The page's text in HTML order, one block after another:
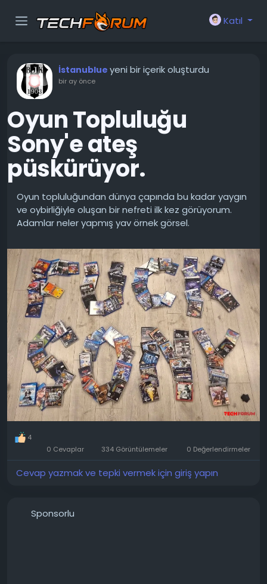
Katıl
İstanublue yeni bir içerik oluşturdu
bir ay önce
Oyun Topluluğu
Sony'e ateş
püskürüyor.
Oyun topluluğundan dünya çapında bu kadar yaygın
ve oybirliğiyle oluşan bir nefreti ilk kez görüyorum.
Adamlar neler yapmış yav örnek görsel.
4
0 Cevaplar
334 Görüntülemeler 0 Değerlendirmeler
Cevap yazmak ve tepki vermek için giriş yapın
Sponsorlu